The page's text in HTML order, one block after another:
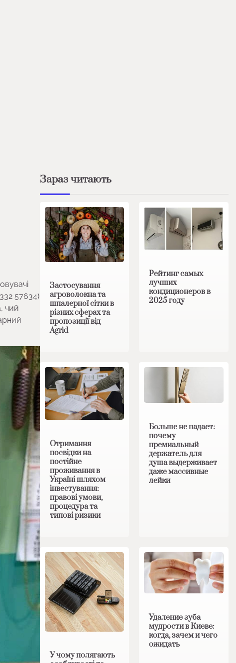
57634)
чий
Зараз читають
Застосування
агроволокна та
шпалерної сітки в
різних сферах та
пропозиції від
Agrid
Рейтинг самых
лучших
кондиционеров в
2025 году
Отримання
посвідки на
постійне
проживання в
Україні шляхом
інвестування:
правові умови,
процедура та
типові ризики
Больше не падает:
почему
премиальный
держатель для
душа выдерживает
даже массивные
лейки
У чому полягають
Удаление зуба
мудрости в Киеве:
когда, зачем и чего
ожидать